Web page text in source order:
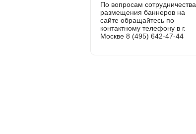
По вопросам сотрудничества
размещения баннеров на
сайте обращайтесь по
контактному телефону в г.
Москве 8 (495) 642-47-44